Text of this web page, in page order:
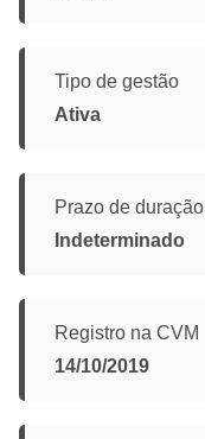
Tipo de gestão
Ativa
Prazo de duração
Indeterminado
Registro na CVM
14/10/2019